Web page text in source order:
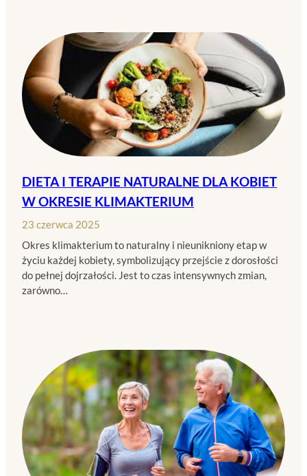
DIETA I TERAPIE NATURALNE DLA KOBIET
W OKRESIE KLIMAKTERIUM
23 czerwca 2025
Okres klimakterium to naturalny i nieunikniony etap w
życiu każdej kobiety, symbolizujący przejście z dorosłości
do pełnej dojrzałości. Jest to czas intensywnych zmian,
zarówno…